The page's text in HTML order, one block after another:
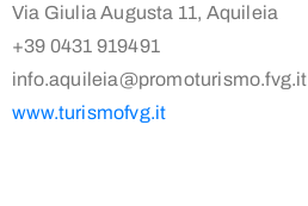
Via Giulia Augusta 11, Aquileia
+39 0431 919491
info.aquileia@promoturismo.fvg.it
www.turismofvg.it